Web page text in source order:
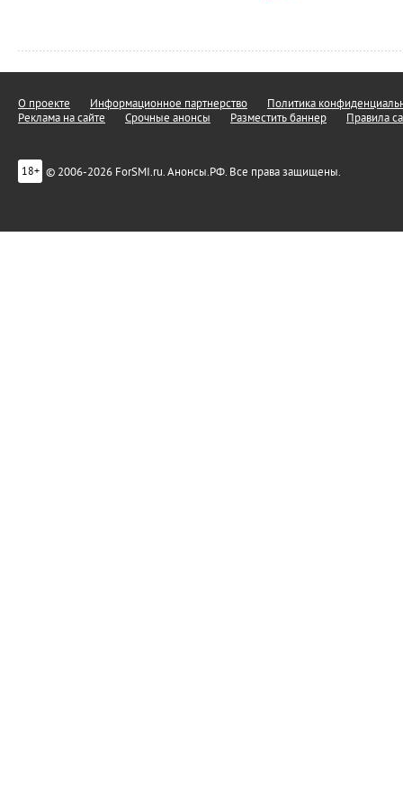
О проекте Информационное партнерство
Политика
Реклама на сайте
Срочные анонсы Разместить баннер Правила
18+ © 2006-2026 ForSMI.ru. Анонсы.РФ. Все права защищены.